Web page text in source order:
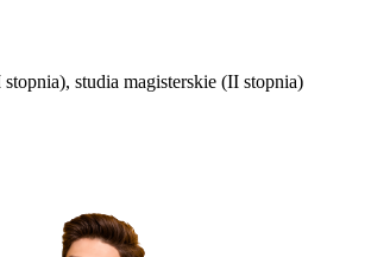
studia magisterskie (II stopnia)